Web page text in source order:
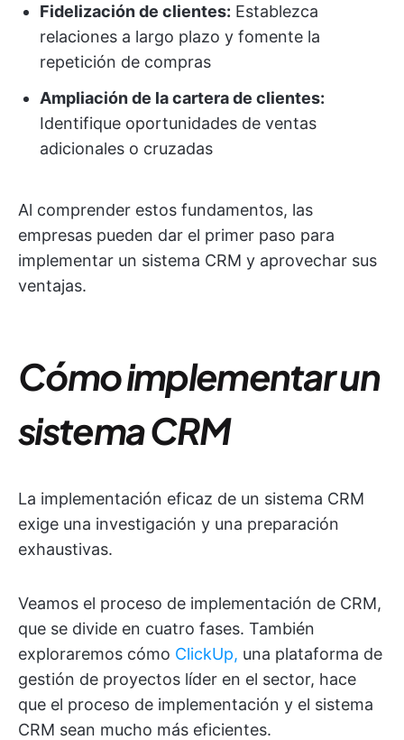
Fidelización de clientes: Establezca
relaciones a largo plazo y fomente la
repetición de compras
Ampliación de la cartera de clientes:
Identifique oportunidades de ventas
adicionales o cruzadas
Al comprender estos fundamentos, las
empresas pueden dar el primer paso para
implementar un sistema CRM y aprovechar sus
ventajas.
Cómo implementar un
sistema CRM
La implementación eficaz de un sistema CRM
exige una investigación y una preparación
exhaustivas.
Veamos el proceso de implementación de CRM,
que se divide en cuatro fases. También
exploraremos cómo ClickUp, una plataforma de
gestión de proyectos líder en el sector, hace
que el proceso de implementación y el sistema
CRM sean mucho más eficientes.